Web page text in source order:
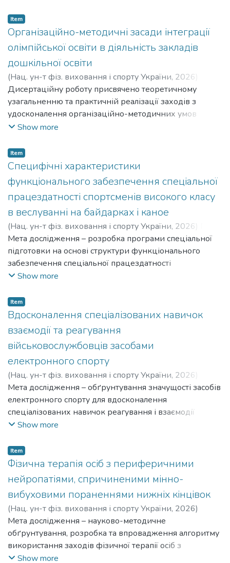
scientifically substantiate the factors of personality
compatibility of athletes in acrobatic formations as a
multidimensional process of organizing joint activities.
Item
Організаційно-методичні засади інтеграції
олімпійської освіти в діяльність закладів
дошкільної освіти
(Нац. ун-т фіз. виховання і спорту України, 2026
Лимаренко Наталія Петрівна;Lymarenko Nataliia
Petrivna
Дисертаційну роботу присвячено теоретичному
узагальненню та практичній реалізації заходів з
удосконалення організаційно-методичних умов
упровадження елементів олімпійської освіти в освітній
дошкільної освіти України. The dissertation work is
devoted to the theoretical generalization and practical
implementation of measures to improve the organizational
and methodological conditions for the introduction of
elements of Olympic education into the educational space of
preschool educational institutions in Ukraine.
Show more
Item
Специфічні характеристики
функціонального забезпечення спеціальної
працездатності спортсменів високого класу
в веслуванні на байдарках і каное
(Нац. ун-т фіз. виховання і спорту України, 2026
Женхао;Ho Zhenkhao
Мета дослідження – розробка програми спеціальної
підготовки на основі структури функціонального
забезпечення спеціальної працездатності
веслувальників на каное високої кваліфікації з
спеціалізації. The purpose of the study is to develop a
special training program based on the structure of functional
support for special working capacity of highly qualified
canoeists, taking into account their distance specialization.
Show more
Item
Вдосконалення спеціалізованих навичок
взаємодії та реагування
військовослужбовців засобами
електронного спорту
(Нац. ун-т фіз. виховання і спорту України, 2026
Давидов Денис Михайлович;Davydov Denys
Mykhailovych
Мета дослідження – обґрунтування значущості засобів
електронного спорту для вдосконалення
спеціалізованих навичок реагування і взаємодії
військовослужбовців та довести ефективність їх
The purpose of the study is to substantiate the significance
of electronic sports tools for improving specialized response
and interaction skills of military personnel and to prove the
effectiveness of their use in professional and applied
training.
Show more
Item
Фізична терапія осіб з периферичними
нейропатіями, спричиненими мінно-
вибуховими пораненнями нижніх кінцівок
(Нац. ун-т фіз. виховання і спорту України, 2026)
Чабанова Надія Валеріївна;Chabanova Nadiia Valeriivna
Мета дослідження – науково-методичне
обґрунтування, розробка та впровадження алгоритму
використання заходів фізичної терапії осіб з
периферичними нейропатіями спричиненими мінно-
Show more